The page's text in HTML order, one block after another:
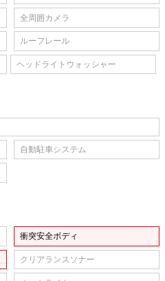
全周囲カメラ
ルーフレール
ヘッドライトウォッシャー
自動駐車システム
衝突安全ボディ
クリアランスソナー